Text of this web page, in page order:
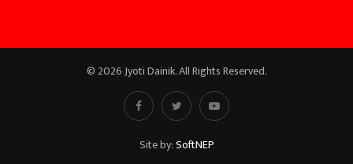
© 2026 Jyoti Dainik. All Rights Reserved.
Site by:SoftNEP